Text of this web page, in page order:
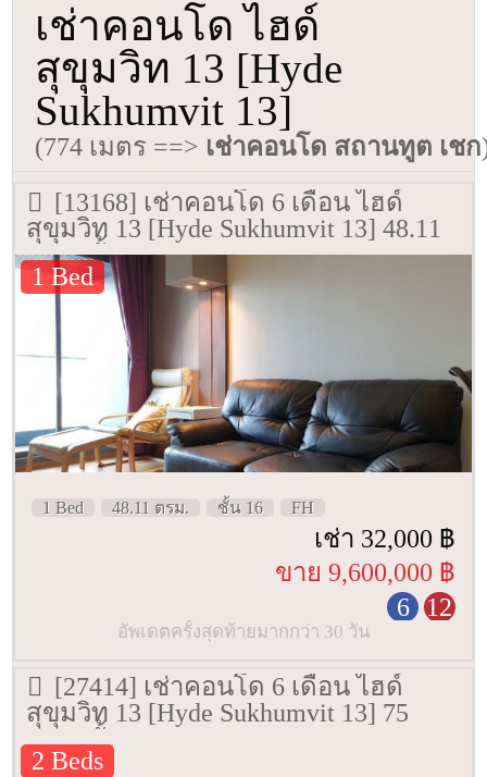
เช่าคอนโด ไฮด์
สุขุมวิท 13 [Hyde
Sukhumvit 13]
(774 เมตร ==> เช่าคอนโด สถานทูต เชก
[13168] เช่าคอนโด 6 เดือน ไฮด์
สุขุมวิท 13 [Hyde Sukhumvit 13] 48.11
ตรม. ชั้น 16
1 Bed
1 Bed 48.11 ตรม. ชั้น 16 FH
เช่า 32,000 ฿
ขาย 9,600,000 ฿
6
12
อัพเดตครั้งสุดท้ายมากกว่า 30 วัน
[27414] เช่าคอนโด 6 เดือน ไฮด์
สุขุมวิท 13 [Hyde Sukhumvit 13] 75
ตรม. ชั้น 8
2 Beds